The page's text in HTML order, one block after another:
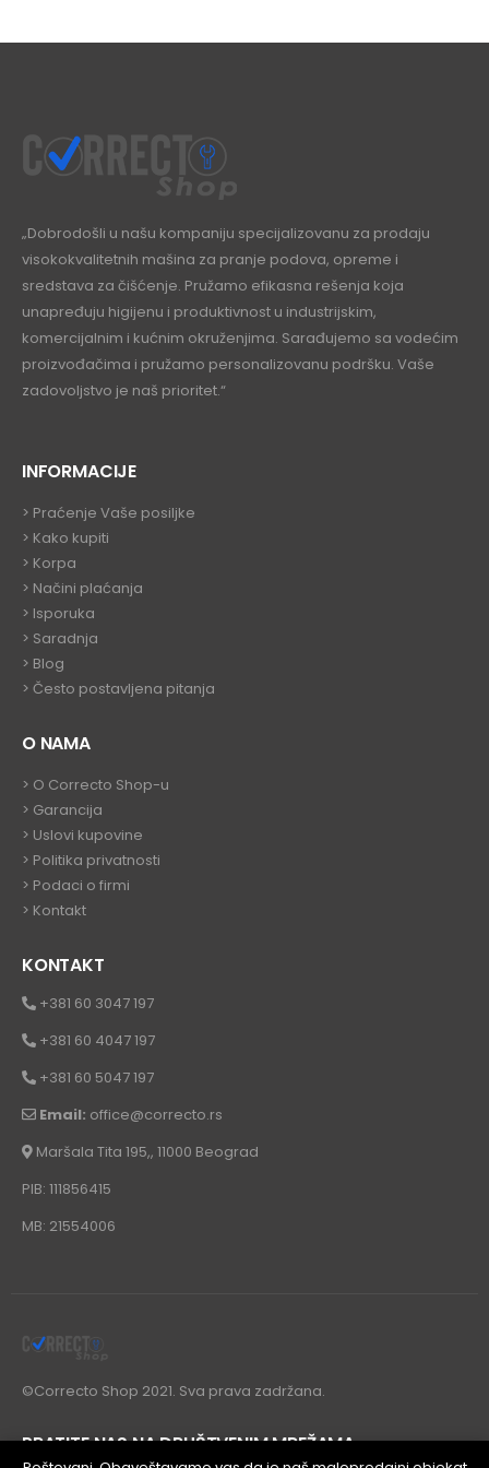
„Dobrodošli u našu kompaniju specijalizovanu za prodaju
visokokvalitetnih mašina za pranje podova, opreme i
sredstava za čišćenje. Pružamo efikasna rešenja koja
unapređuju higijenu i produktivnost u industrijskim,
komercijalnim i kućnim okruženjima. Sarađujemo sa vodećim
proizvođačima i pružamo personalizovanu podršku. Vaše
zadovoljstvo je naš prioritet.“
INFORMACIJE
> Praćenje Vaše posiljke
> Kako kupiti
> Korpa
> Načini plaćanja
> Isporuka
> Saradnja
> Blog
> Često postavljena pitanja
O NAMA
> O Correcto Shop-u
> Garancija
> Uslovi kupovine
> Politika privatnosti
> Podaci o firmi
> Kontakt
KONTAKT
+381 60 3047 197
+381 60 4047 197
+381 60 5047 197
Email: office@correcto.rs
Maršala Tita 195,, 11000 Beograd
PIB: 111856415
MB: 21554006
©Correcto Shop 2021. Sva prava zadržana.
PRATITE NAS NA DRUŠTVENIM MREŽAMA